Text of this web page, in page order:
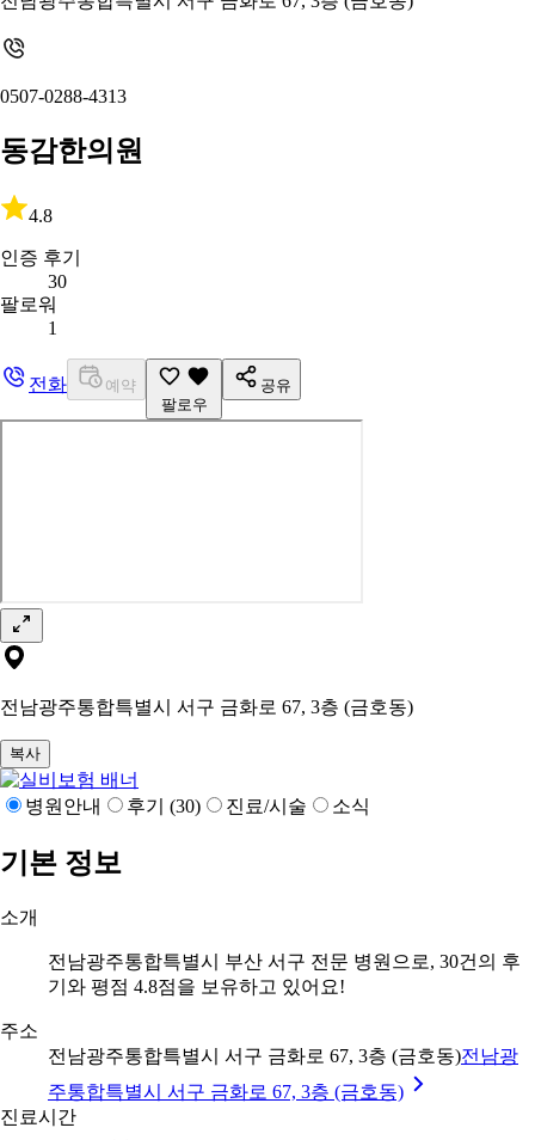
0507-0288-4313
동감한의원
4.8
인증 후기
30
팔로워
1
전화
예약
팔로우
공유
전남광주통합특별시 서구 금화로 67, 3층 (금호동)
복사
병원안내 후기 (30) 진료/시술 소식
기본 정보
소개
전남광주통합특별시 부산 서구 전문 병원으로, 30건의 후
기와 평점 4.8점을 보유하고 있어요!
주소
전남광주통합특별시 서구 금화로 67, 3층 (금호동)전남광
주통합특별시 서구 금화로 67, 3층 (금호동)
진료시간